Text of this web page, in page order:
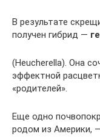
В результате
получен гибрид —
(Неucherellа). Она
эффектной
«родителей».
Еще одно
родом из Америки,